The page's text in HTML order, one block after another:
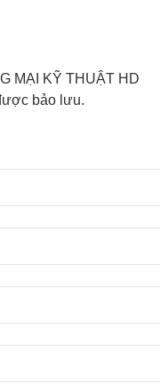
MẠI KỸ THUẬT HD
bảo lưu.